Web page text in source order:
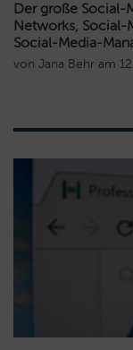
Der große Social-
Networks, Social-
Social-Media-
von Jana Behr am